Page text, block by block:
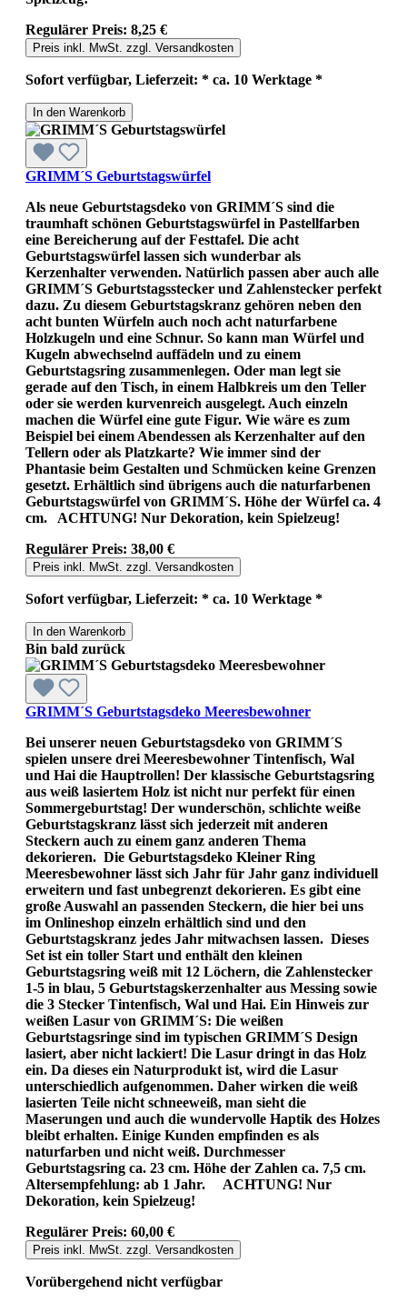
Regulärer Preis: 8,25 €
Preis inkl. MwSt. zzgl. Versandkosten
Sofort verfügbar, Lieferzeit: * ca. 10 Werktage *
In den Warenkorb
GRIMM´S Geburtstagswürfel
Als neue Geburtstagsdeko von GRIMM´S sind die
traumhaft schönen Geburtstagswürfel in Pastellfarben
eine Bereicherung auf der Festtafel. Die acht
Geburtstagswürfel lassen sich wunderbar als
Kerzenhalter verwenden. Natürlich passen aber auch alle
GRIMM´S Geburtstagsstecker und Zahlenstecker perfekt
dazu. Zu diesem Geburtstagskranz gehören neben den
acht bunten Würfeln auch noch acht naturfarbene
Holzkugeln und eine Schnur. So kann man Würfel und
Kugeln abwechselnd auffädeln und zu einem
Geburtstagsring zusammenlegen. Oder man legt sie
gerade auf den Tisch, in einem Halbkreis um den Teller
oder sie werden kurvenreich ausgelegt. Auch einzeln
machen die Würfel eine gute Figur. Wie wäre es zum
Beispiel bei einem Abendessen als Kerzenhalter auf den
Tellern oder als Platzkarte? Wie immer sind der
Phantasie beim Gestalten und Schmücken keine Grenzen
gesetzt. Erhältlich sind übrigens auch die naturfarbenen
Geburtstagswürfel von GRIMM´S. Höhe der Würfel ca. 4
cm. ACHTUNG! Nur Dekoration, kein Spielzeug!
Regulärer Preis: 38,00 €
Preis inkl. MwSt. zzgl. Versandkosten
Sofort verfügbar, Lieferzeit: * ca. 10 Werktage *
In den Warenkorb
Bin bald zurück
GRIMM´S Geburtstagsdeko Meeresbewohner
Bei unserer neuen Geburtstagsdeko von GRIMM´S
spielen unsere drei Meeresbewohner Tintenfisch, Wal
und Hai die Hauptrollen! Der klassische Geburtstagsring
aus weiß lasiertem Holz ist nicht nur perfekt für einen
Sommergeburtstag! Der wunderschön, schlichte weiße
Geburtstagskranz lässt sich jederzeit mit anderen
Steckern auch zu einem ganz anderen Thema
dekorieren. Die Geburtstagsdeko Kleiner Ring
Meeresbewohner lässt sich Jahr für Jahr ganz individuell
erweitern und fast unbegrenzt dekorieren. Es gibt eine
große Auswahl an passenden Steckern, die hier bei uns
im Onlineshop einzeln erhältlich sind und den
Geburtstagskranz jedes Jahr mitwachsen lassen. Dieses
Set ist ein toller Start und enthält den kleinen
Geburtstagsring weiß mit 12 Löchern, die Zahlenstecker
1-5 in blau, 5 Geburtstagskerzenhalter aus Messing sowie
die 3 Stecker Tintenfisch, Wal und Hai. Ein Hinweis zur
weißen Lasur von GRIMM´S: Die weißen
Geburtstagsringe sind im typischen GRIMM´S Design
lasiert, aber nicht lackiert! Die Lasur dringt in das Holz
ein. Da dieses ein Naturprodukt ist, wird die Lasur
unterschiedlich aufgenommen. Daher wirken die weiß
lasierten Teile nicht schneeweiß, man sieht die
Maserungen und auch die wundervolle Haptik des Holzes
bleibt erhalten. Einige Kunden empfinden es als
naturfarben und nicht weiß. Durchmesser
Geburtstagsring ca. 23 cm. Höhe der Zahlen ca. 7,5 cm.
Altersempfehlung: ab 1 Jahr. ACHTUNG! Nur
Dekoration, kein Spielzeug!
Regulärer Preis: 60,00 €
Preis inkl. MwSt. zzgl. Versandkosten
Vorübergehend nicht verfügbar